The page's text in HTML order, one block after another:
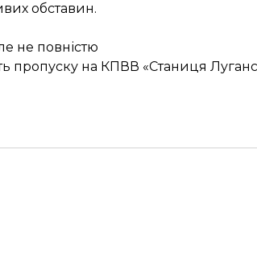
обставин.
не повністю
пропуску на КПВВ «Станиця